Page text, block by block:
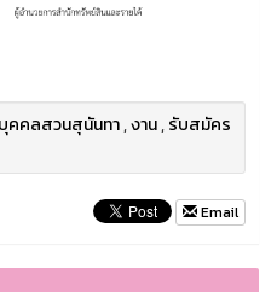
คคลสวนสุนันทา,งาน,รับสมัคร
Email